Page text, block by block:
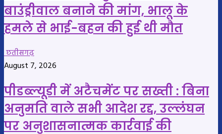
बाउंड्रीवाल बनाने की मांग, भालू के
हमले से भाई-बहन की हुई थी मौत
छतीसगढ़
August 7, 2026
पीडब्ल्यूडी में अटैचमेंट पर सख्ती : बिना
अनुमति वाले सभी आदेश रद्द, उल्लंघन
पर अनुशासनात्मक कार्रवाई की